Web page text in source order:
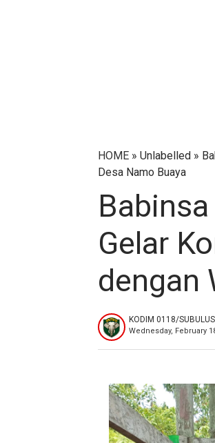
HOME » Unlabelled »
Desa Namo Buaya
Gelar
dengan
KODIM 0118/
Wednesday, February